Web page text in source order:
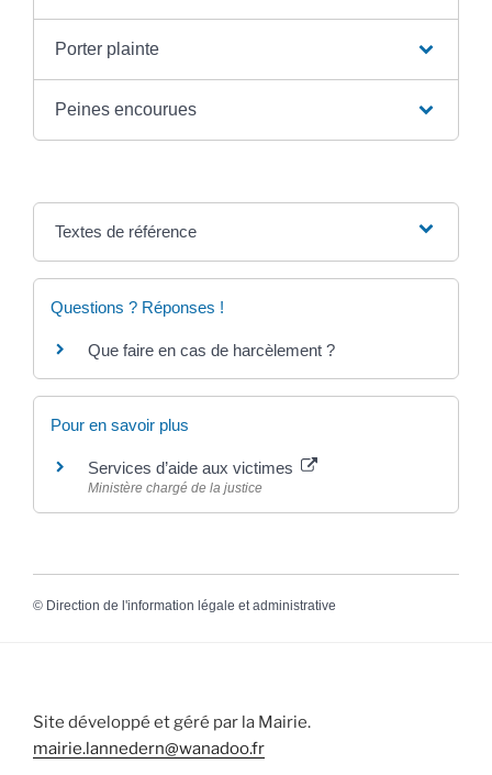
Porter plainte
Peines encourues
Textes de référence
Questions ? Réponses !
Que faire en cas de harcèlement ?
Pour en savoir plus
Services d’aide aux victimes
Ministère chargé de la justice
© Direction de l'information légale et administrative
Site développé et géré par la Mairie.
mairie.lannedern@wanadoo.fr